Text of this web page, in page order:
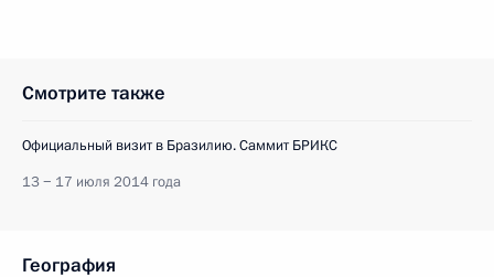
Смотрите также
Официальный визит в Бразилию. Саммит БРИКС
13 − 17 июля 2014 года
География